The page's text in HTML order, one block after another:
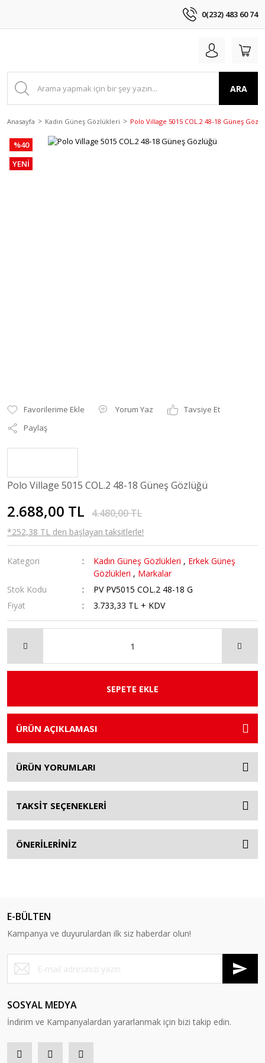
0(232) 483 60 74
ARA
Anasayfa Kadın Güneş Gözlükleri Polo Village 5015 COL.2 48-18 Güneş
%40
YENİ
Yorum Yaz
Tavsiye Et
Paylaş
Polo Village 5015 COL.2 48-18 Güneş Gözlüğü
2.688,00 TL 4.480,00 TL
*252,38 TL den başlayan taksitlerle!
Kategori Kadın Güneş Gözlükleri , Erkek Güneş
Gözlükleri , Markalar
Stok Kodu
PV PV5015 COL.2 48-18 G
Fiyat
3.733,33 TL + KDV
SEPETE EKLE
ÜRÜN AÇIKLAMASI
ÜRÜN YORUMLARI
TAKSİT SEÇENEKLERİ
ÖNERİLERİNİZ
E-BÜLTEN
Kampanya ve duyurulardan ilk siz haberdar olun!
SOSYAL MEDYA
İndirim ve Kampanyalardan yararlanmak için bizi takip edin.